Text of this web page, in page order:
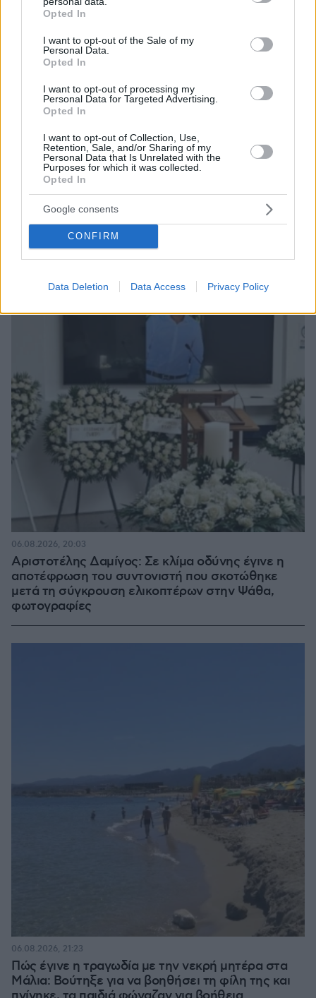
grant or deny consent to Google and its third-party tags to
use your data for below specified purposes in below Google
consent section.
Opted In
I want to opt-out of the Sale of my
Personal Data.
Opted In
I want to opt-out of processing my
Personal Data for Targeted Advertising.
Opted In
I want to opt-out of Collection, Use,
Retention, Sale, and/or Sharing of my
Personal Data that Is Unrelated with the
Purposes for which it was collected.
Opted In
Google consents
CONFIRM
Data Deletion Data Access Privacy Policy
Στη ΓΑΔΑ κρατείται η 46χρονη που κατηγορείται
για την επίθεση στη Marfin, δείτε βίντεο και
φωτογραφίες
06.08.2026, 23:17
Αριστοτέλης Δαμίγος: Σε κλίμα οδύνης έγινε η
αποτέφρωση του συντονιστή που σκοτώθηκε
μετά τη σύγκρουση ελικοπτέρων στην Ψάθα,
φωτογραφίες
06.08.2026, 20:03
Πώς έγινε η τραγωδία με την νεκρή μητέρα στα
Μάλια: Βούτηξε για να βοηθήσει τη φίλη της και
06.08.2026, 21:23